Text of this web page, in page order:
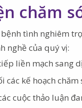
chăm
tình nghiêm
nghề của quý vị:
liền mạch sang
các kế hoạch
cuộc thảo luận